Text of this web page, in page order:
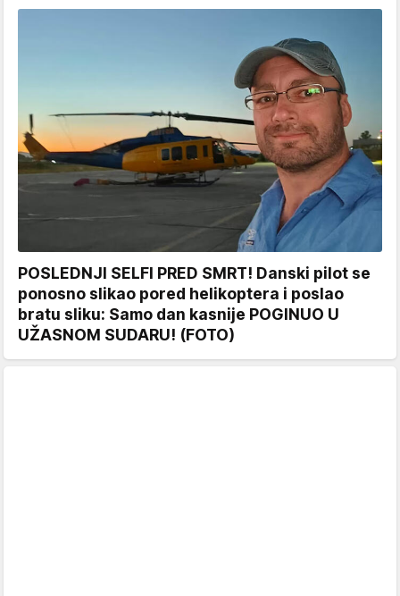
POSLEDNJI SELFI PRED SMRT! Danski pilot se
ponosno slikao pored helikoptera i poslao
bratu sliku: Samo dan kasnije POGINUO U
UŽASNOM SUDARU! (FOTO)